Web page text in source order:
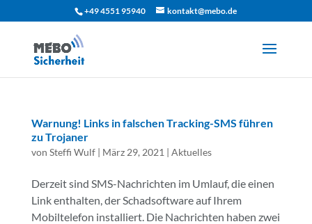
+49 4551 95940 kontakt@mebo.de
Warnung! Links in falschen Tracking-SMS führen
zu Trojaner
von Steffi Wulf| März 29, 2021 | Aktuelles
Derzeit sind SMS-Nachrichten im Umlauf, die einen
Link enthalten, der Schadsoftware auf Ihrem
Mobiltelefon installiert. Die Nachrichten haben zwei